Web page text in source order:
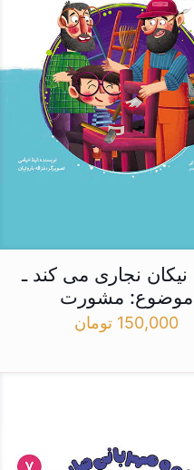
نیکان نجاری می کند ـ
موضوع: مشورت
150,000 تومان